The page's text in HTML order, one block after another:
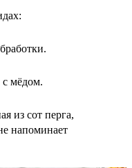
с мёдом.
из сот перга,
напоминает